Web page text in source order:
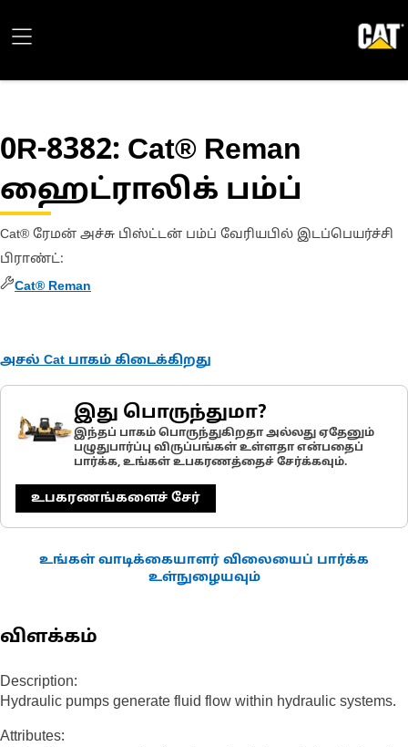
0R-8382: Cat® Reman
ஹைட்ராலிக் பம்ப்
Cat® ரேமன் அச்சு பிஸ்ட்டன் பம்ப் வேரியபில் இடப்பெயர்ச்சி
பிராண்ட்:
Cat® Reman
அசல் Cat பாகம் கிடைக்கிறது
இது பொருந்துமா?
இந்தப் பாகம் பொருந்துகிறதா அல்லது ஏதேனும்
பழுதுபார்ப்பு விருப்பங்கள் உள்ளதா என்பதைப்
பார்க்க, உங்கள் உபகரணத்தைச் சேர்க்கவும்.
உபகரணங்களைச் சேர்
உங்கள் வாடிக்கையாளர் விலையைப் பார்க்க
உள்நுழையவும்
விளக்கம்
Description:
Hydraulic pumps generate fluid flow within hydraulic systems.
Attributes: